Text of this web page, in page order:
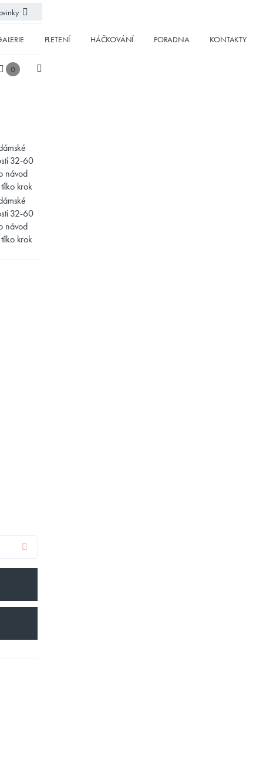
PLETENÍ HÁČKOVÁNÍ PORADNA KONTAKTY
0